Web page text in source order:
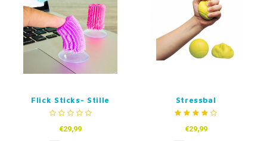
Flick Sticks- Stille
Fidgets
€29,99
Stressbal
€29,99